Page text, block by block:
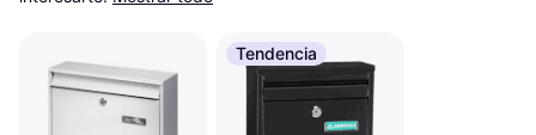
Tendencia